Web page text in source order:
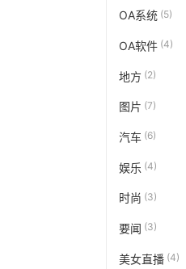
OA系统 (5)
OA软件 (4)
地方 (2)
图片 (7)
汽车 (6)
娱乐 (4)
时尚 (3)
要闻 (3)
美女直播 (4)